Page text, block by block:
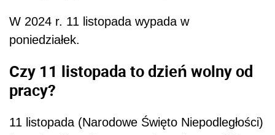
W 2024 r. 11 listopada wypada w
poniedziałek.
Czy 11 listopada to dzień wolny od
pracy?
11 listopada (Narodowe Święto Niepodległości)